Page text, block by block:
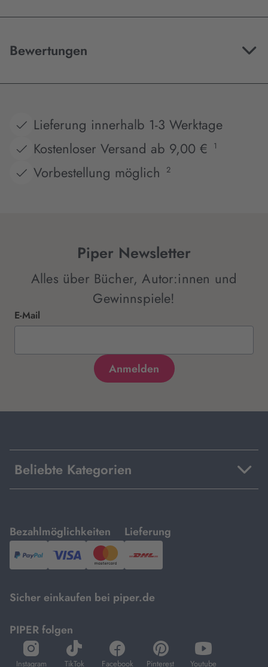
Bewertungen
Lieferung innerhalb 1-3 Werktage
Kostenloser Versand ab 9,00 €
1
Vorbestellung möglich 2
Piper Newsletter
Alles über Bücher, Autor:innen und
Gewinnspiele!
E-Mail
Beliebte Kategorien
Bezahlmöglichkeiten
mit
PayPal,Visa
und
Lieferung
mit
DHL.
Sicher einkaufen bei piper.de
PIPER folgen
Instagram
öffnet
in
TikTok
öffnet
in
Facebook
öffnet
in
Pinterest
öffnet
in
Youtube
öffnet
in